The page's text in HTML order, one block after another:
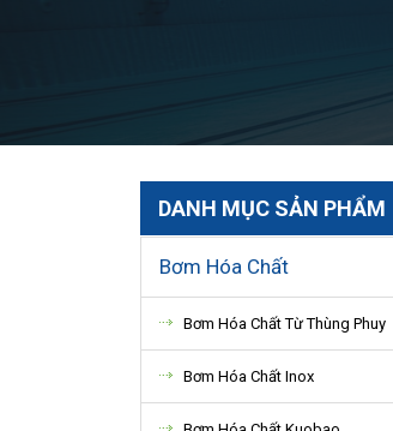
DANH MỤC SẢN PHẨM
Bơm Hóa Chất
Bơm Hóa Chất Từ Thùng Phuy
Bơm Hóa Chất Inox